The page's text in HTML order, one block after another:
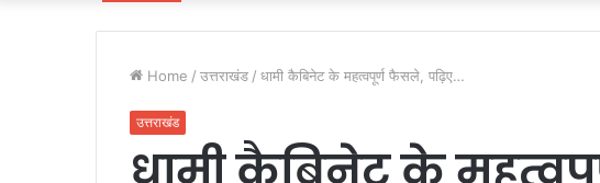
Home / उत्तराखंड / धामी कैबिनेट के महत्वपूर्ण फैसले, पढ़िए…
उत्तराखंड